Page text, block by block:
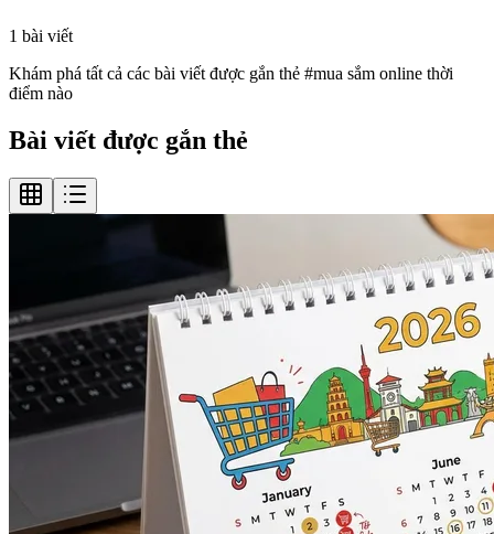
1 bài viết
Khám phá tất cả các bài viết được gắn thẻ #mua sắm online thời
điểm nào
Bài viết được gắn thẻ